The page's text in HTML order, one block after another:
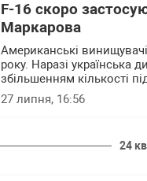
F-16 скоро
Маркарова
Американські
року. Наразі українська
збільшенням кількості
27 липня, 16:56
24